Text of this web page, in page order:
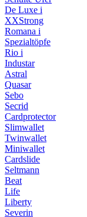
De Luxe i
XXStrong
Romana i
Spezialtöpfe
Rio i
Industar
Astral
Quasar
Sebo
Secrid
Cardprotector
Slimwallet
Twinwallet
Miniwallet
Cardslide
Seltmann
Beat
Life
Liberty
Severin